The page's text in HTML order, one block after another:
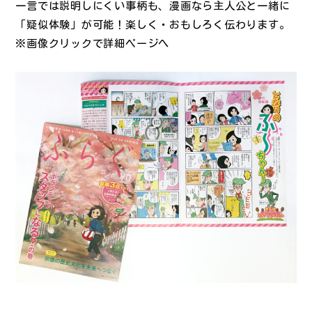
一言では説明しにくい事柄も、漫画なら主人公と一緒に
「疑似体験」が可能！楽しく・おもしろく伝わります。
※画像クリックで詳細ページへ